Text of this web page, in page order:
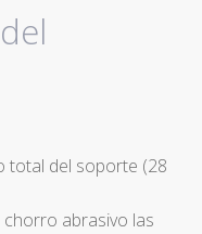
total del soporte (28
chorro abrasivo las